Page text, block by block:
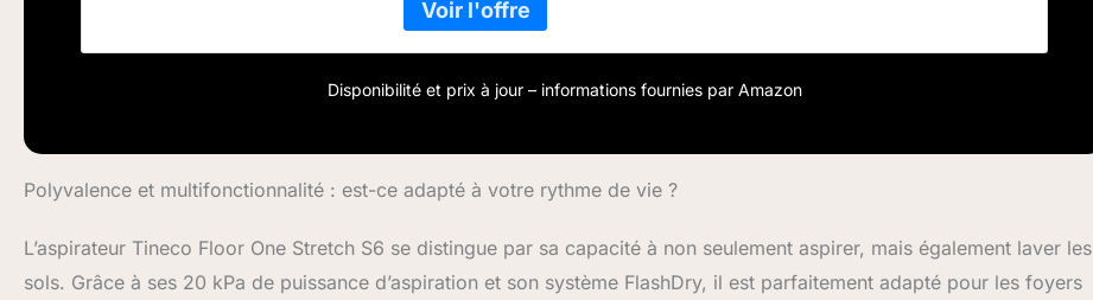
aspirateur sans fil puissant s'incline complètement à 180° degré sans effort,
ce qui permet de manœuvrer facilement sous les meubles ou dans les
tineco condensé dans moins de 13 centimètres, le Tineco S6 Stretch peut
cheveux à l'aide d'un grattoir droit Longue autonomie: En tant qu'aspirateur
qu‘a’spirateur, il a 65 minutes d‘autonomie lors en mode Éco avec
accessoire. La puissance d'aspiration est constamment ajustée par Tineco
iLoop. Grâce à une batterie de poche améliorée, le Switch s6 stretch breeze
Disponibilité et prix à jour – informations fournies par Amazon
Polyvalence et multifonctionnalité : est-ce adapté à votre rythme de vie ?
L’aspirateur Tineco Floor One Stretch S6 se distingue par sa capacité à non seulement aspirer, mais également laver les
sols. Grâce à ses 20 kPa de puissance d’aspiration et son système FlashDry, il est parfaitement adapté pour les foyers